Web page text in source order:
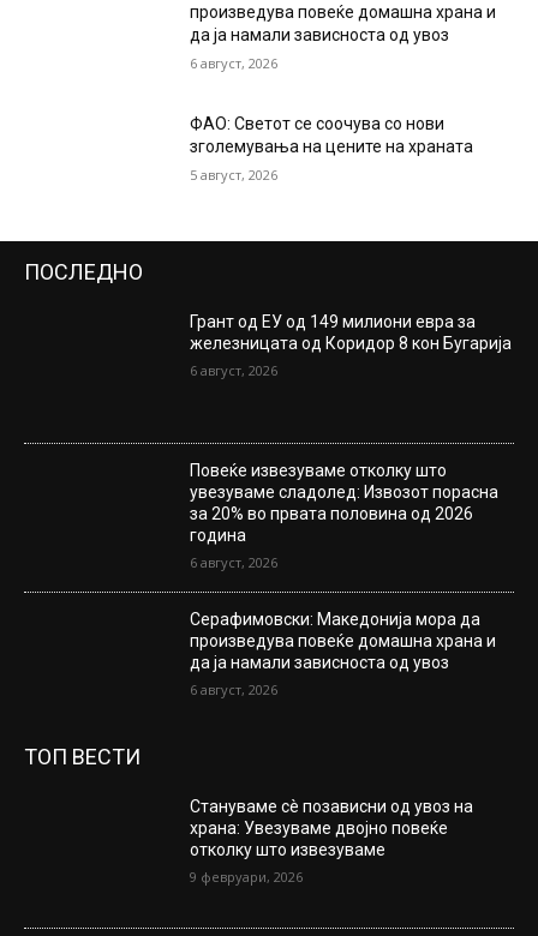
произведува повеќе домашна храна и
да ја намали зависноста од увоз
6 август, 2026
ФАО: Светот се соочува со нови
зголемувања на цените на храната
5 август, 2026
ПОСЛЕДНО
Грант од ЕУ од 149 милиони евра за
железницата од Коридор 8 кон Бугарија
6 август, 2026
Повеќе извезуваме отколку што
увезуваме сладолед: Извозот порасна
за 20% во првата половина од 2026
година
6 август, 2026
Серафимовски: Македонија мора да
произведува повеќе домашна храна и
да ја намали зависноста од увоз
6 август, 2026
ТОП ВЕСТИ
Стануваме сè позависни од увоз на
храна: Увезуваме двојно повеќе
отколку што извезуваме
9 февруари, 2026